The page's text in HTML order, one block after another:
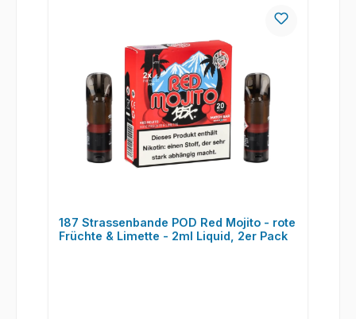
187 Strassenbande POD Red Mojito - rote
Früchte & Limette - 2ml Liquid, 2er Pack